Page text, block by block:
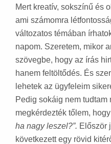
Mert kreatív, sokszínű és
ami számomra
változatos témában
napom. Szeretem, mikor
szövegbe, hogy az írás
hanem feltöltődés. És
lehetek az ügyfeleim
Pedig sokáig nem
megkérdezték tőlem, hogy
ha nagy leszel?”. Először
következett egy rövid